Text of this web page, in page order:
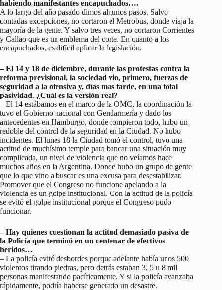
habiendo manifestantes encapuchados….
A lo largo del año pasado dimos algunos pasos. Salvo
contadas excepciones, no cortaron el Metrobus, donde viaja la
mayoría de la gente. Y salvo tres veces, no cortaron Corrientes
y Callao que es un emblema del corte. En cuanto a los
encapuchados, es difícil aplicar la legislación.
– El 14 y 18 de diciembre, durante las protestas contra la
reforma previsional, la sociedad vio, primero, fuerzas de
seguridad a la ofensiva y, días mas tarde, en una total
pasividad. ¿Cuál es la versión real?
– El 14 estábamos en el marco de la OMC, la coordinación la
tuvo el Gobierno nacional con Gendarmería y dado los
antecedentes en Hamburgo, donde rompieron todo, hubo un
redoble del control de la seguridad en la Ciudad. No hubo
incidentes. El lunes 18 la Ciudad tomó el control, tuvo una
actitud de muchísimo temple para bancar una situación muy
complicada, un nivel de violencia que no veíamos hace
muchos años en la Argentina. Donde hubo un grupo de gente
que lo que vino a buscar es una excusa para desestabilizar.
Promover que el Congreso no funcione apelando a la
violencia es un golpe institucional. Con la actitud de la policía
se evitó el golpe institucional porque el Congreso pudo
funcionar.
– Hay quienes cuestionan la actitud demasiado pasiva de
la Policía que terminó en un centenar de efectivos
heridos…
– La policía evitó desbordes porque adelante había unos 500
violentos tirando piedras, pero detrás estaban 3, 5 u 8 mil
personas manifestando pacíficamente. Y si la policía avanzaba
rápidamente, podría haberse generado un desastre.